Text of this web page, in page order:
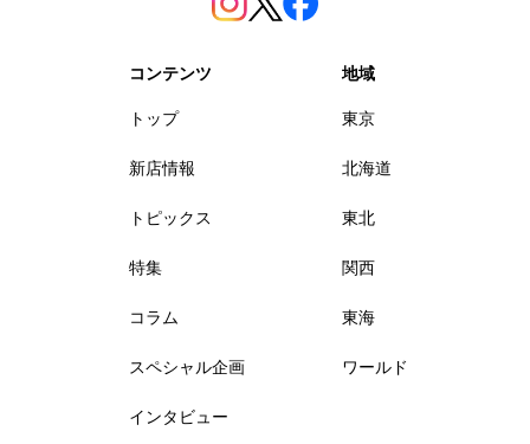
コンテンツ
トップ
新店情報
トピックス
特集
コラム
スペシャル企画
インタビュー
地域
東京
北海道
東北
関西
東海
ワールド